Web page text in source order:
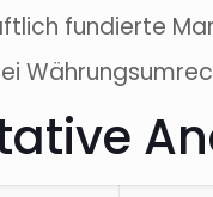
fundierte